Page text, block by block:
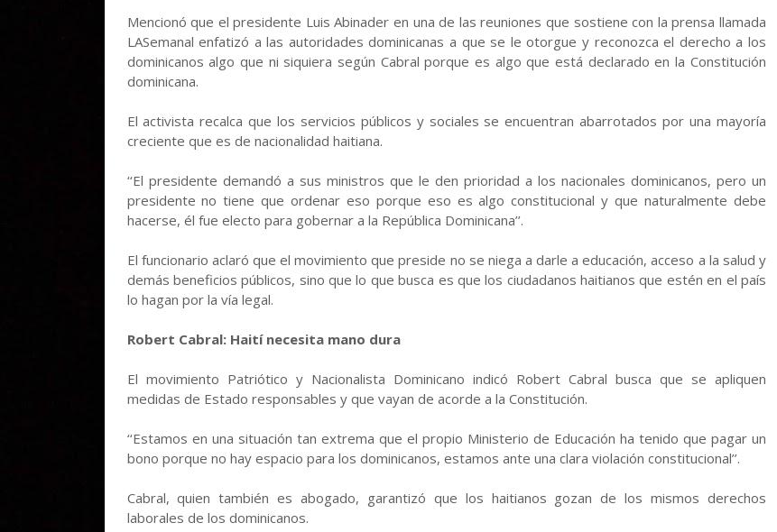
Mencionó que el presidente Luis Abinader en una de las reuniones que sostiene con la prensa llamada
LASemanal enfatizó a las autoridades dominicanas a que se le otorgue y reconozca el derecho a los
dominicanos algo que ni siquiera según Cabral porque es algo que está declarado en la Constitución
dominicana.
El activista recalca que los servicios públicos y sociales se encuentran abarrotados por una mayoría
creciente que es de nacionalidad haitiana.
‘‘El presidente demandó a sus ministros que le den prioridad a los nacionales dominicanos, pero un
presidente no tiene que ordenar eso porque eso es algo constitucional y que naturalmente debe
hacerse, él fue electo para gobernar a la República Dominicana’’.
El funcionario aclaró que el movimiento que preside no se niega a darle a educación, acceso a la salud y
demás beneficios públicos, sino que lo que busca es que los ciudadanos haitianos que estén en el país
lo hagan por la vía legal.
Robert Cabral: Haití necesita mano dura
El movimiento Patriótico y Nacionalista Dominicano indicó Robert Cabral busca que se apliquen
medidas de Estado responsables y que vayan de acorde a la Constitución.
‘‘Estamos en una situación tan extrema que el propio Ministerio de Educación ha tenido que pagar un
bono porque no hay espacio para los dominicanos, estamos ante una clara violación constitucional’’.
Cabral, quien también es abogado, garantizó que los haitianos gozan de los mismos derechos
laborales de los dominicanos.